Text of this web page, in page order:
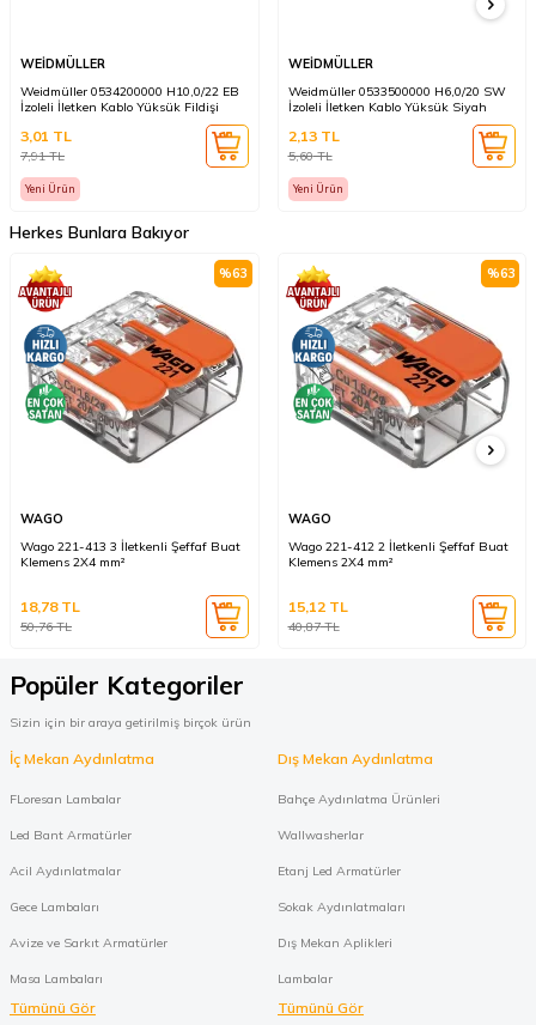
WEİDMÜLLER
Weidmüller 0534200000 H10,0/22 EB
İzoleli İletken Kablo Yüksük Fildişi
7,91TL
3,01 TL
Yeni Ürün
WEİDMÜLLER
Weidmüller 0533500000 H6,0/20 SW
İzoleli İletken Kablo Yüksük Siyah
5,60TL
2,13TL
Yeni Ürün
Herkes Bunlara Bakıyor
%63
WAGO
Wago 221-413 3 İletkenli Şeffaf Buat
Klemens 2X4 mm²
50,76TL
18,78TL
%63
WAGO
Wago 221-412 2 İletkenli Şeffaf Buat
Klemens 2X4 mm²
40,87TL
15,12TL
Popüler Kategoriler
Sizin için bir araya getirilmiş birçok ürün
İç Mekan Aydınlatma
FLoresan Lambalar
Led Bant Armatürler
Acil Aydınlatmalar
Gece Lambaları
Avize ve Sarkıt Armatürler
Masa Lambaları
Tümünü Gör
Dış Mekan Aydınlatma
Bahçe Aydınlatma Ürünleri
Wallwasherlar
Etanj Led Armatürler
Sokak Aydınlatmaları
Dış Mekan Aplikleri
Lambalar
Tümünü Gör